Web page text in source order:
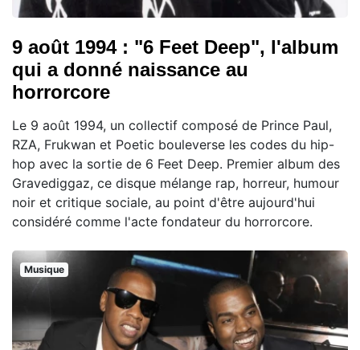
9 août 1994 : "6 Feet Deep", l'album
qui a donné naissance au
horrorcore
Le 9 août 1994, un collectif composé de Prince Paul,
RZA, Frukwan et Poetic bouleverse les codes du hip-
hop avec la sortie de 6 Feet Deep. Premier album des
Gravediggaz, ce disque mélange rap, horreur, humour
noir et critique sociale, au point d'être aujourd'hui
considéré comme l'acte fondateur du horrorcore.
Musique